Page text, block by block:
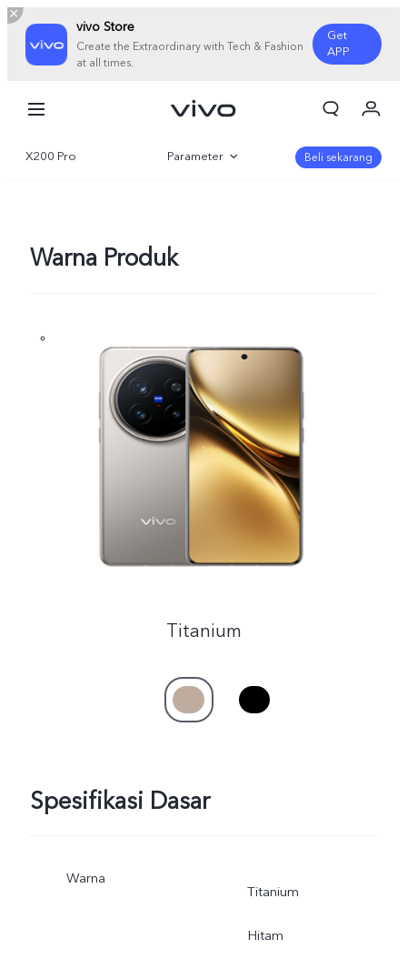
vivo Store
Create the Extraordinary with Tech & Fashion
at all times.
Get
APP
Indonesia | Pilih negara/wilayah
Keranjang
Masuk/Daftar
X200 Pro Parameter Beli sekarang
Warna Produk
Titanium
Spesifikasi Dasar
Warna
Titanium
Hitam